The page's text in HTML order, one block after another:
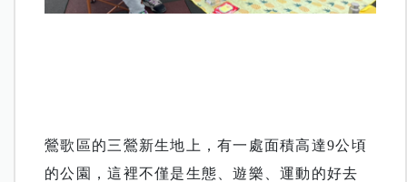
鶯歌區的三鶯新生地上，有一處面積高達9公頃
的公園，這裡不僅是生態、遊樂、運動的好去